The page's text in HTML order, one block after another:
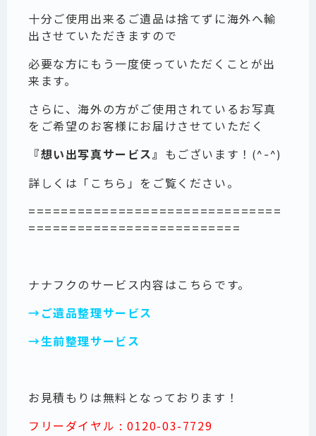
十分ご使用出来るご遺品は捨てずに海外へ輸
出させていただきますので
必要な方にもう一度使っていただくことが出
来ます。
さらに、海外の方がご使用されているお写真
をご希望のお客様にお届けさせていただく
『想い出写真サービス』 もございます！ (^-^)
詳しくは「 こちら 」をご覧ください。
===============================
==========================
ナナフクのサービス内容はこちらです。
→ご遺品整理サービス
→生前整理サービス
お見積もりは無料となっております！
フリーダイヤル : 0120-03-7729